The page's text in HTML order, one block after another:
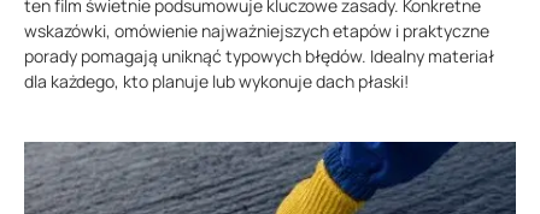
ten film świetnie podsumowuje kluczowe zasady. Konkretne
wskazówki, omówienie najważniejszych etapów i praktyczne
porady pomagają uniknąć typowych błędów. Idealny materiał
dla każdego, kto planuje lub wykonuje dach płaski!